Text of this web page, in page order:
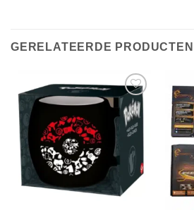
GERELATEERDE PRODUCTEN